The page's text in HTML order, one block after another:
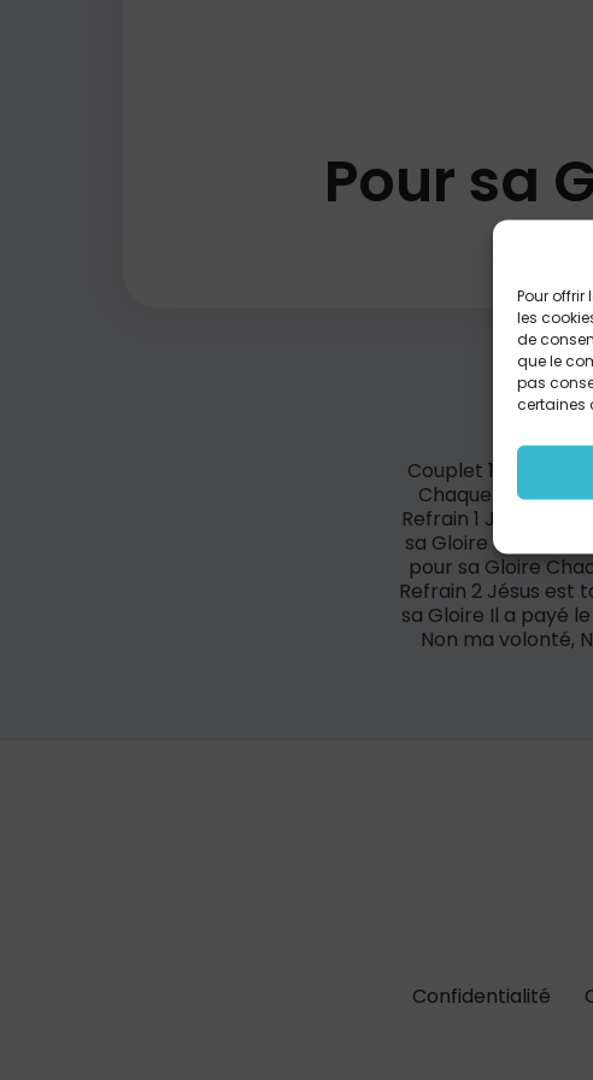
Pour offrir
les
de
que le
pas
certaines
Pour sa
Couplet 1 Chaque
Chaque mot,
Refrain 1 Jésus est
sa Gloire Couplet 2
pour sa Gloire
Refrain 2 Jésus est
sa Gloire Il a payé
Non ma volonté,
Confidentialité